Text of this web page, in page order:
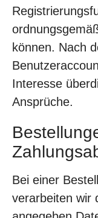
können. Nach
Interesse
Ansprüche.
Bei einer
verarbeiten wir